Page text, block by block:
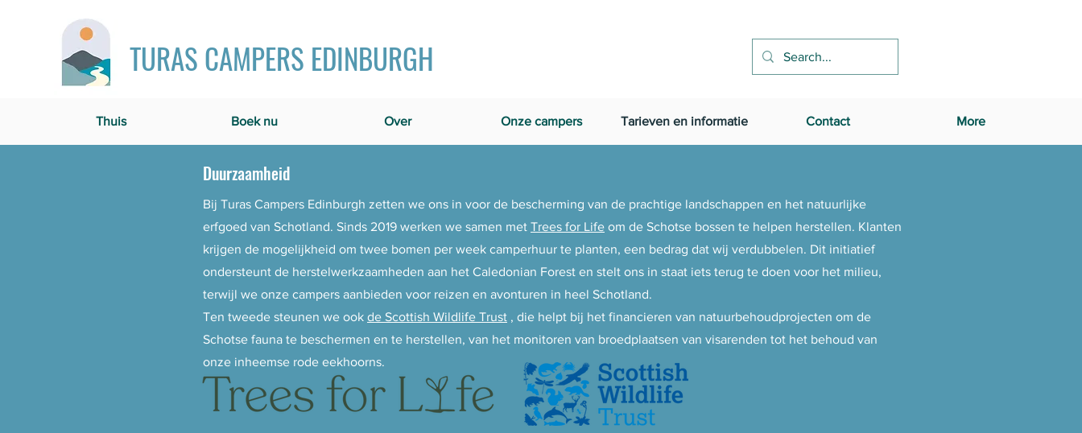
TURAS CAMPERS EDINBURGH
Thuis Boek nu Over Onze campers Tarieven en informatie Contact More
Duurzaamheid
Bij Turas Campers Edinburgh zetten we ons in voor de bescherming van de prachtige landschappen en het natuurlijke
erfgoed van Schotland. Sinds 2019 werken we samen met Trees for Life om de Schotse bossen te helpen herstellen. Klanten
krijgen de mogelijkheid om twee bomen per week camperhuur te planten, een bedrag dat wij verdubbelen. Dit initiatief
ondersteunt de herstelwerkzaamheden aan het Caledonian Forest en stelt ons in staat iets terug te doen voor het milieu,
terwijl we onze campers aanbieden voor reizen en avonturen in heel Schotland.
Ten tweede steunen we ook de Scottish Wildlife Trust , die helpt bij het financieren van natuurbehoudprojecten om de
Schotse fauna te beschermen en te herstellen, van het monitoren van broedplaatsen van visarenden tot het behoud van
onze inheemse rode eekhoorns.